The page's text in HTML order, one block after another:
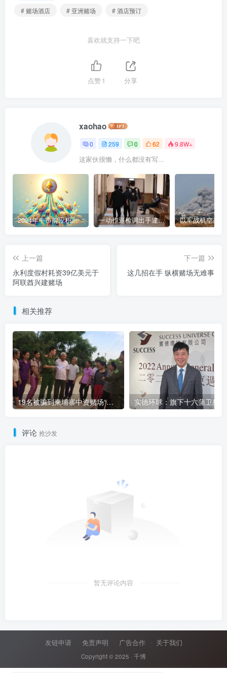
# 赌场酒店
# 亚洲赌场 # 酒店预订
喜欢就支持一下吧
点赞1 分享
xaohao
0 259 0 62 9.8W+
这家伙很懒，什么都没有写...
2024年牛市前应积累的9种加密货币 一动作逼检调出手逮人 陈盈助暴富史起底
上一篇
永利度假村耗资39亿美元于
阿联酋兴建赌场
下一篇
这几招在手 纵横赌场无难事
相关推荐
19名被骗到柬埔寨中资赌场“做菠菜”的越南人被解救
评论 抢沙发
暂无评论内容
友链申请 免责声明 广告合作 关于我们
Copyright © 2025 · 千博